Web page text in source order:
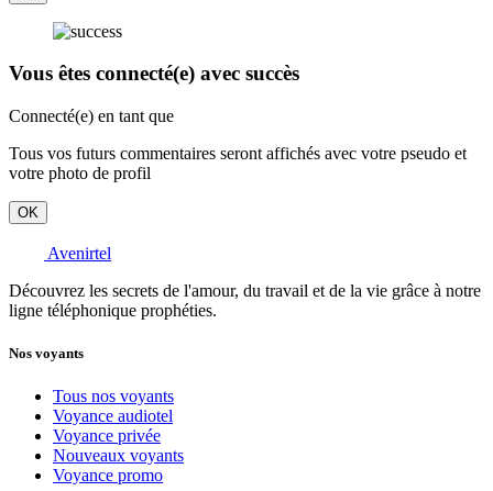
Vous êtes connecté(e) avec succès
Connecté(e) en tant que
Tous vos futurs commentaires seront affichés avec votre pseudo et
votre photo de profil
OK
Avenirtel
Découvrez les secrets de l'amour, du travail et de la vie grâce à notre
ligne téléphonique prophéties.
Nos voyants
Tous nos voyants
Voyance audiotel
Voyance privée
Nouveaux voyants
Voyance promo